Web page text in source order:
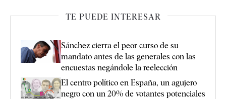
TE PUEDE INTERESAR
Sánchez cierra el peor curso de su
mandato antes de las generales con las
encuestas negándole la reelección
El centro político en España, un agujero
negro con un 20% de votantes potenciales